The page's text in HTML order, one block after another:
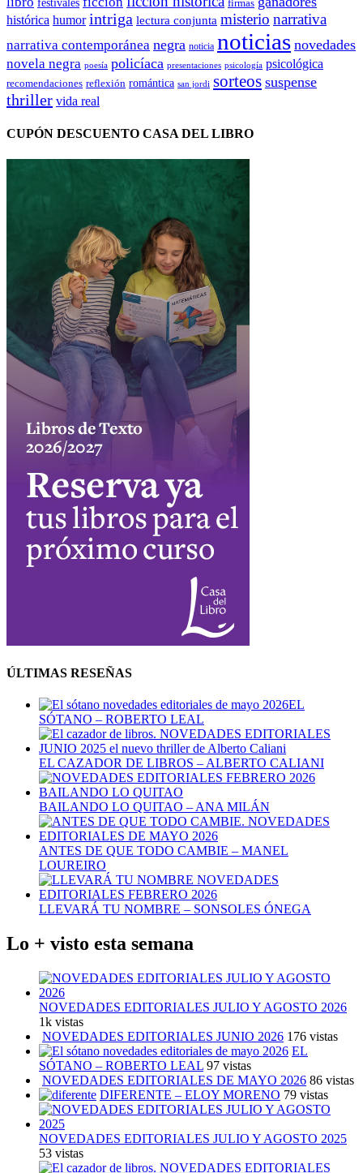
festivales firmas
histórica humor intriga lectura conjunta misterio narrativa
narrativa contemporánea negra noticia noticias novedades
novela negra poesía policíaca presentaciones psicología psicológica
recomendaciones reflexión romántica san jordi sorteos suspense
thriller vida real
CUPÓN DESCUENTO CASA DEL LIBRO
ÚLTIMAS RESEÑAS
EL
SÓTANO – ROBERTO LEAL
EL CAZADOR DE LIBROS – ALBERTO CALIANI
BAILANDO LO QUITAO – ANA MILÁN
ANTES DE QUE TODO CAMBIE – MANEL
LOUREIRO
LLEVARÁ TU NOMBRE – SONSOLES ÓNEGA
Lo + visto esta semana
NOVEDADES EDITORIALES JULIO Y AGOSTO 2026
1k vistas
NOVEDADES EDITORIALES JUNIO 2026 176 vistas
EL
SÓTANO – ROBERTO LEAL 97 vistas
NOVEDADES EDITORIALES DE MAYO 2026 86 vistas
DIFERENTE – ELOY MORENO 79 vistas
NOVEDADES EDITORIALES JULIO Y AGOSTO 2025
53 vistas